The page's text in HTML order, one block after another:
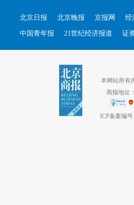
北京日报 北京晚报 京报网 经
中国青年报 21世纪经济报道 证
本网站所有
商报地址
ICP备案编号